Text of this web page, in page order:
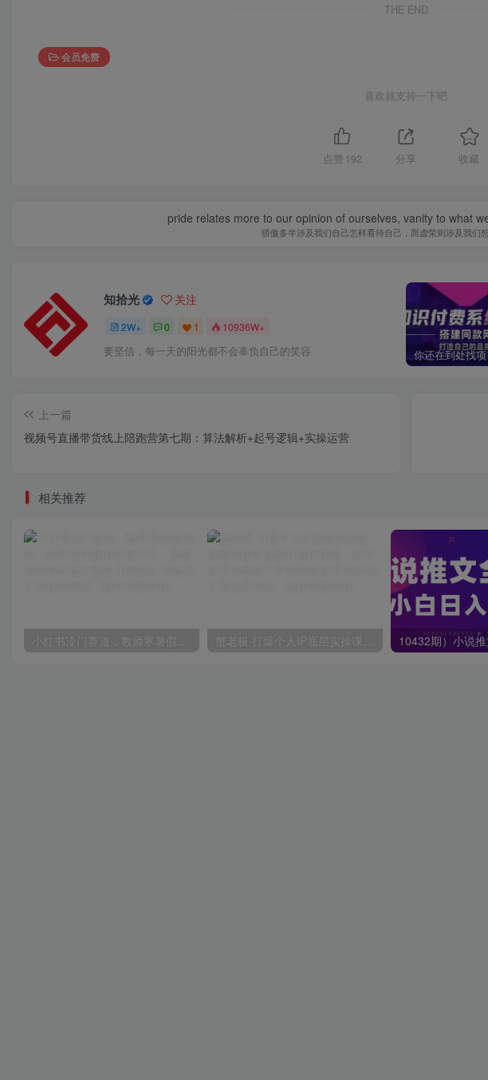
THE END
会员免费
喜欢就支持一下吧
点赞 192 分享 收藏
pride relates more to our opinion of ourselves, vanity to what
骄傲多半涉及我们自己怎样看待自己，而虚荣则涉及我们
知拾光 关注
2W+ 0 1 10936W+
要坚信，每一天的阳光都不会辜负自己的笑容
上一篇
视频号直播带货线上陪跑营第七期：算法解析+起号逻辑+实操运营
相关推荐
小红书冷门赛道，教师寒暑假项目，多种连环套的变现方式，还能矩阵操作放大收益【揭秘】 蟹老板·打爆个人IP底层实操课，教你成熟专业的打造IP技能，全方位带你做成一个能商业化IP